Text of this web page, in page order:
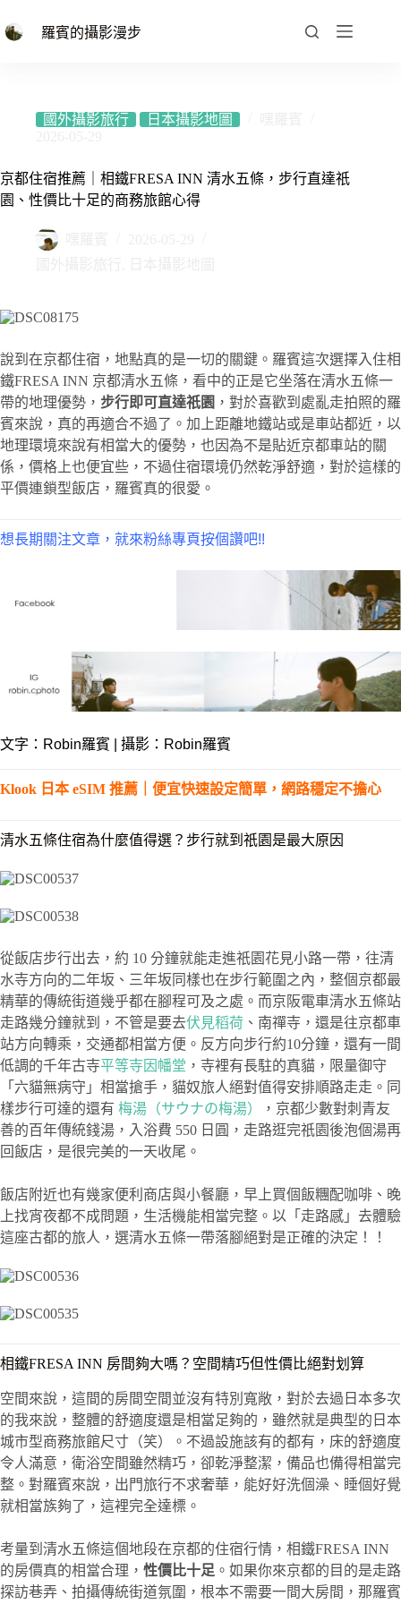
至
羅賓的攝影漫步
國外攝影旅行 日本攝影地圖
京都住宿推薦｜相鐵FRESA INN 清水五條，步行直達祇
園、性價比十足的商務旅館心得
說到在京都住宿，地點真的是一切的關鍵。羅賓這次選擇入住相
鐵FRESA INN 京都清水五條，看中的正是它坐落在清水五條一
帶的地理優勢， 步行即可直達祇園 ，對於喜歡到處亂走拍照的羅
賓來說，真的再適合不過了。加上距離地鐵站或是車站都近，以
地理環境來說有相當大的優勢，也因為不是貼近京都車站的關
係，價格上也便宜些，不過住宿環境仍然乾淨舒適，對於這樣的
平價連鎖型飯店，羅賓真的很愛。
想長期關注文章，就來粉絲專頁按個讚吧!!
文字： Robin羅賓 | 攝影：Robin羅賓
Klook 日本 eSIM 推薦｜便宜快速設定簡單，網路穩定不擔心
清水五條住宿為什麼值得選？步行就到祇園是最大原因
從飯店步行出去，約 10 分鐘就能走進祇園花見小路一帶，往清
水寺方向的二年坂、三年坂同樣也在步行範圍之內，整個京都最
精華的傳統街道幾乎都在腳程可及之處。而京阪電車清水五條站
走路幾分鐘就到，不管是要去伏見稻荷 、南禪寺，還是往京都車
站方向轉乘，交通都相當方便。反方向步行約10分鐘，還有一間
低調的千年古寺平等寺因幡堂 ，寺裡有長駐的真貓，限量御守
「六貓無病守」相當搶手，貓奴旅人絕對值得安排順路走走。同
樣步行可達的還有 梅湯（サウナの梅湯）
，京都少數對刺青友
善的百年傳統錢湯，入浴費 550 日圓，走路逛完祇園後泡個湯再
回飯店，是很完美的一天收尾。
飯店附近也有幾家便利商店與小餐廳，早上買個飯糰配咖啡、晚
上找宵夜都不成問題，生活機能相當完整。以「走路感」去體驗
這座古都的旅人，選清水五條一帶落腳絕對是正確的決定！！
相鐵FRESA INN 房間夠大嗎？空間精巧但性價比絕對划算
空間來說，這間的房間空間並沒有特別寬敞，對於去過日本多次
的我來說，整體的舒適度還是相當足夠的，雖然就是典型的日本
城市型商務旅館尺寸（笑）。不過設施該有的都有，床的舒適度
令人滿意，衛浴空間雖然精巧，卻乾淨整潔，備品也備得相當完
整。對羅賓來說，出門旅行不求奢華，能好好洗個澡、睡個好覺
就相當族夠了，這裡完全達標。
考量到清水五條這個地段在京都的住宿行情，相鐵FRESA INN
的房價真的相當合理， 性價比十足 。如果你來京都的目的是走路
探訪巷弄、拍攝傳統街道氛圍，根本不需要一間大房間，那羅賓